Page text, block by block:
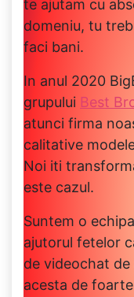
te ajutam cu
domeniu, tu
faci bani.
In anul 2020
grupului Best
atunci firma
calitative
Noi iti
este cazul.
Suntem o
ajutorul fetelor
de videochat de
acesta de